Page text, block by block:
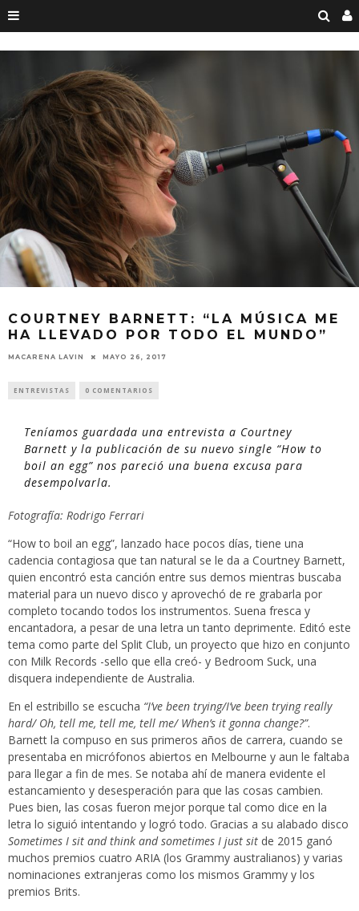
COURTNEY BARNETT: “LA MÚSICA ME
HA LLEVADO POR TODO EL MUNDO”
MACARENA LAVIN MAYO 26, 2017
ENTREVISTAS 0 COMENTARIOS
Teníamos guardada una entrevista a Courtney
Barnett y la publicación de su nuevo single “How to
boil an egg” nos pareció una buena excusa para
desempolvarla.
Fotografía: Rodrigo Ferrari
“How to boil an egg”, lanzado hace pocos días, tiene una
cadencia contagiosa que tan natural se le da a Courtney Barnett,
quien encontró esta canción entre sus demos mientras buscaba
material para un nuevo disco y aprovechó de re grabarla por
completo tocando todos los instrumentos. Suena fresca y
encantadora, a pesar de una letra un tanto deprimente. Editó este
tema como parte del Split Club, un proyecto que hizo en conjunto
con Milk Records -sello que ella creó- y Bedroom Suck, una
disquera independiente de Australia.
En el estribillo se escucha “I’ve been trying/I’ve been trying really
hard/ Oh, tell me, tell me, tell me/ When’s it gonna change?”.
Barnett la compuso en sus primeros años de carrera, cuando se
presentaba en micrófonos abiertos en Melbourne y aun le faltaba
para llegar a fin de mes. Se notaba ahí de manera evidente el
estancamiento y desesperación para que las cosas cambien.
Pues bien, las cosas fueron mejor porque tal como dice en la
letra lo siguió intentando y logró todo. Gracias a su alabado disco
Sometimes I sit and think and sometimes I just sit de 2015 ganó
muchos premios cuatro ARIA (los Grammy australianos) y varias
nominaciones extranjeras como los mismos Grammy y los
premios Brits.